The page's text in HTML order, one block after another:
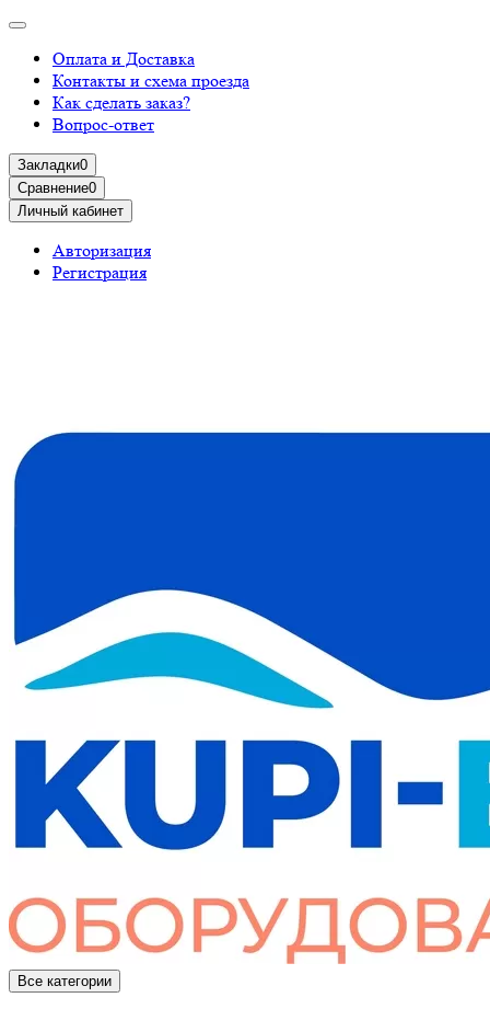
Оплата и Доставка
Контакты и схема проезда
Как сделать заказ?
Вопрос-ответ
Закладки0
Сравнение0
Личный кабинет
Авторизация
Регистрация
Все категории